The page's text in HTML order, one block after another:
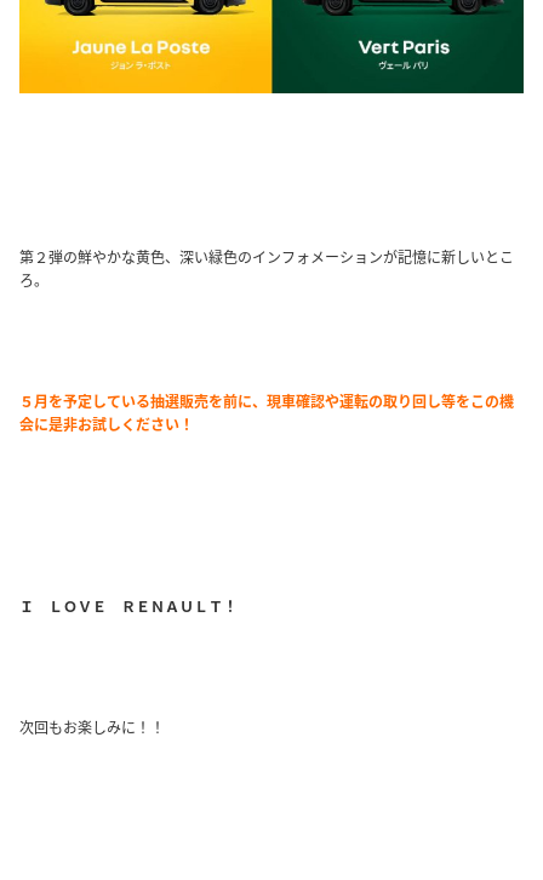
第２弾の鮮やかな黄色、深い緑色のインフォメーションが記憶に新しいとこ
ろ。
５月を予定している抽選販売を前に、現車確認や運転の取り回し等をこの機
会に是非お試しください！
Ｉ ＬＯＶＥ ＲＥＮＡＵＬＴ！
次回もお楽しみに！！